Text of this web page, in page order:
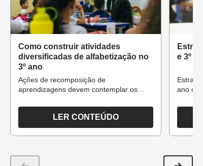
Como construir atividades
diversificadas de alfabetização no
3º ano
Ações de recomposição de
aprendizagens devem contemplar os
alunos
LER CONTEÚDO
e 3º
ano do